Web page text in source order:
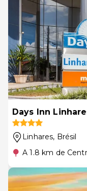
Days Inn
Linhares, Brésil
A 1.8 km de